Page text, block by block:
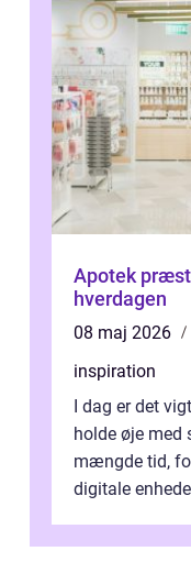
Apotek
hverdagen
08 maj 2026
inspiration
I dag er det
holde øje med
mængde tid,
digitale